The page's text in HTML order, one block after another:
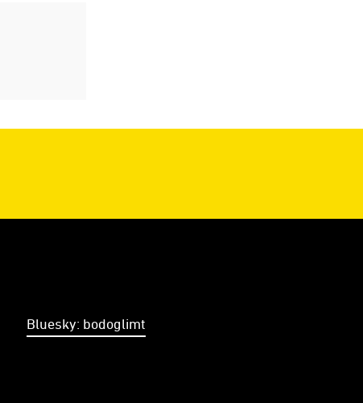
Bluesky: bodoglimt